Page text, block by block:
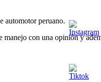
automotor peruano.
con una opinión y